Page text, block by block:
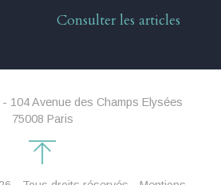
Consulter les articles
104 Avenue des Champs Elysées
75008 Paris